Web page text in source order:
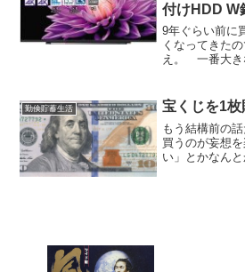
付けHDD W
デル）
9年ぐらい前に
くなってきた
え。 一番大き
ようになった
勤倹貯蓄生活 宝くじを1
もう結構前の
買うのが妄想
い」とかなんと